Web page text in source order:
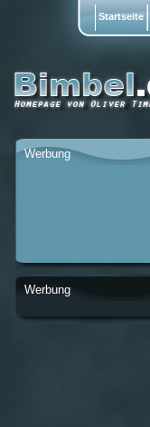
Werbung
Werbung
Startseite